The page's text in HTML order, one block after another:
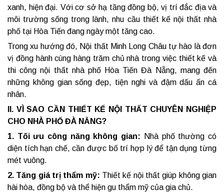
xanh, hiện đại. Với cơ sở hạ tầng đồng bộ, vị trí đắc địa và
môi trường sống trong lành, nhu cầu thiết kế nội thất nhà
phố tại Hòa Tiến đang ngày một tăng cao.
Trong xu hướng đó, Nội thất Minh Long Châu tự hào là đơn
vị đồng hành cùng hàng trăm chủ nhà trong việc thiết kế và
thi công nội thất nhà phố Hòa Tiến Đà Nẵng, mang đến
những không gian sống đẹp, tiện nghi và đậm dấu ấn cá
nhân.
II. VÌ SAO CẦN THIẾT KẾ NỘI THẤT CHUYÊN NGHIỆP
CHO NHÀ PHỐ ĐÀ NẴNG?
1. Tối ưu công năng không gian: Nhà phố thường có
diện tích hạn chế, cần được bố trí hợp lý để tận dụng từng
mét vuông.
2. Tăng giá trị thẩm mỹ: Thiết kế nội thất giúp không gian
hài hòa, đồng bộ và thể hiện gu thẩm mỹ của gia chủ.